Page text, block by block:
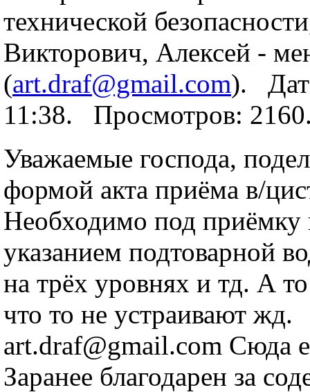
технической
Викторович, Алексей -
(art.draf@gmail.com).
11:38. Просмотров:
Уважаемые господа,
формой акта приёма в/
Необходимо под приёмку
указанием подтоварной
на трёх уровнях и тд. А
что то не устраивают жд.
art.draf@gmail.com Сюда
Заранее благодарен за